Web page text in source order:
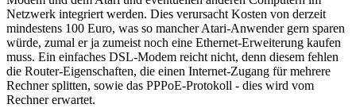
Netzwerk integriert werden. Dies verursacht Kosten von derzeit
mindestens 100 Euro, was so mancher Atari-Anwender gern sparen
würde, zumal er ja zumeist noch eine Ethernet-Erweiterung kaufen
muss. Ein einfaches DSL-Modem reicht nicht, denn diesem fehlen
die Router-Eigenschaften, die einen Internet-Zugang für mehrere
Rechner splitten, sowie das PPPoE-Protokoll - dies wird vom
Rechner erwartet.